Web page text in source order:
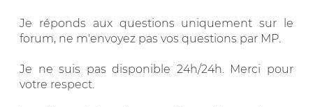
Je réponds aux questions uniquement sur le
forum, ne m'envoyez pas vos questions par MP.
Je ne suis pas disponible 24h/24h. Merci pour
votre respect.